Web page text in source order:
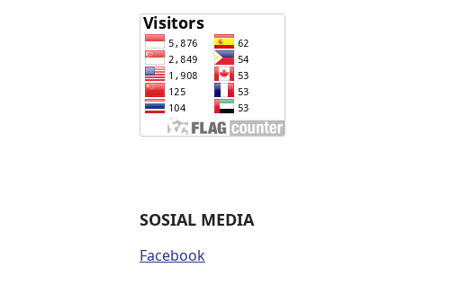
SOSIAL MEDIA
Facebook